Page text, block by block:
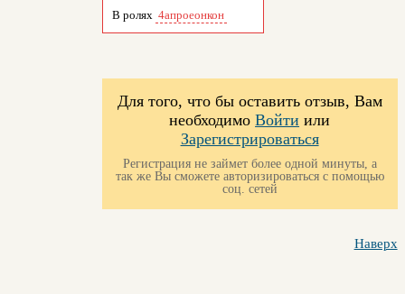
В ролях 4апроеонкон
Для того, что бы оставить отзыв, Вам
необходимоВойти или
Зарегистрироваться
Регистрация не займет более одной минуты, а
так же Вы сможете авторизироваться с помощью
соц. сетей
Наверх